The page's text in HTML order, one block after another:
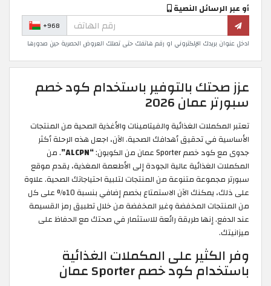
أو عبر الرسائل النصية
+968
ادخل عنوان بريدك الإلكتروني او رقم هاتفك حتى تصلك العروض الحصرية حين صدورها
عزز صحتك بالتوفير باستخدام كود خصم
سبورتر عمان 2026
تعتبر المكملات الغذائية والفيتامينات والأغذية الصحية من المنتجات
الأساسية في تحقيق أهدافك الصحية. الآن، اجعل هذه الرحلة أكثر
جدوى مع كود خصم Sporter عمان من الكوبون:
“ALCPN”
. من
المكملات الغذائية عالية الجودة إلى الأطعمة المغذية، يقدم موقع
سبورتر مجموعة متنوعة من المنتجات لتلبية احتياجاتك الصحية. علاوة
على ذلك، يمكنك الآن الاستمتاع بخصم إضافي بنسبة 10% على كل
من المنتجات المخفضة وغير المخفضة من خلال تطبيق رمز القسيمة
عند الدفع. إنها طريقة رائعة للاستثمار في صحتك مع الحفاظ على
ميزانيتك.
وفر الكثير على المكملات الغذائية
باستخدام كود خصم Sporter عمان